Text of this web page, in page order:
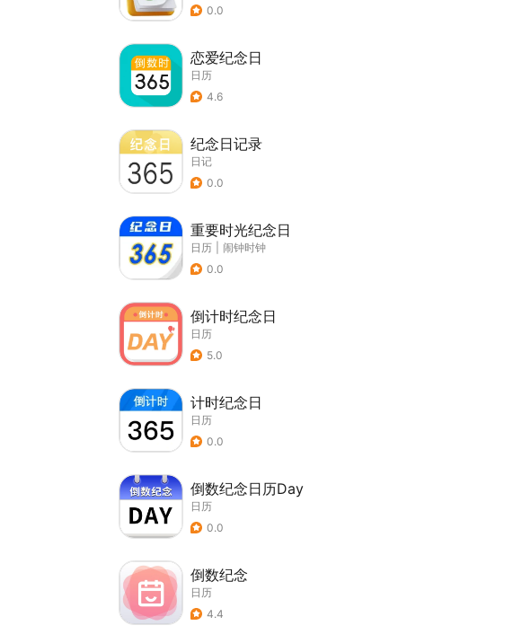
0.0
恋爱纪念日
日历
4.6
纪念日记录
日记
0.0
重要时光纪念日
日历
闹钟时钟
0.0
倒计时纪念日
日历
5.0
计时纪念日
日历
0.0
倒数纪念日历Day
日历
0.0
倒数纪念
日历
4.4